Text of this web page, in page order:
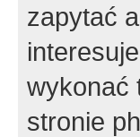
zapytać
wykonać
stronie